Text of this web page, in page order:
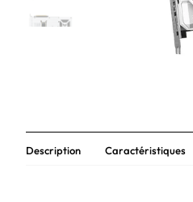
Description Caractéristiques